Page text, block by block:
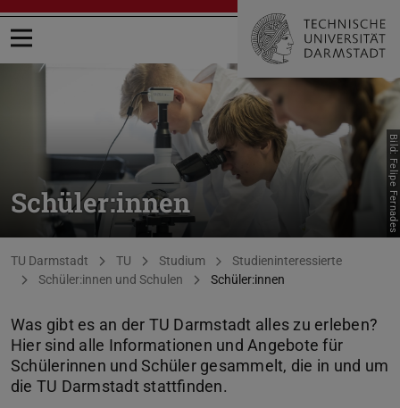
Menü öffnen
Schüler:innen Bild: Felipe Fernades
Sie befinden sich hier:
TU Darmstadt TU Studium
Studieninteressierte
Schüler:innen und Schulen
Schüler:innen
Was gibt es an der TU Darmstadt alles zu erleben?
Hier sind alle Informationen und Angebote für
Schülerinnen und Schüler gesammelt, die in und um
die TU Darmstadt stattfinden.